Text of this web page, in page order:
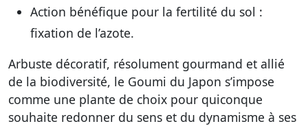
Action bénéfique pour la fertilité du sol :
fixation de l’azote.
Arbuste décoratif, résolument gourmand et allié
de la biodiversité, le Goumi du Japon s’impose
comme une plante de choix pour quiconque
souhaite redonner du sens et du dynamisme à ses